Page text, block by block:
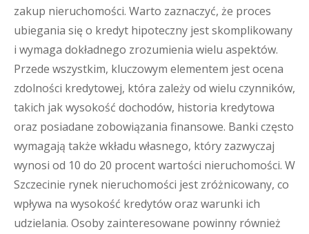
zakup nieruchomości. Warto zaznaczyć, że proces
ubiegania się o kredyt hipoteczny jest skomplikowany
i wymaga dokładnego zrozumienia wielu aspektów.
Przede wszystkim, kluczowym elementem jest ocena
zdolności kredytowej, która zależy od wielu czynników,
takich jak wysokość dochodów, historia kredytowa
oraz posiadane zobowiązania finansowe. Banki często
wymagają także wkładu własnego, który zazwyczaj
wynosi od 10 do 20 procent wartości nieruchomości. W
Szczecinie rynek nieruchomości jest zróżnicowany, co
wpływa na wysokość kredytów oraz warunki ich
udzielania. Osoby zainteresowane powinny również